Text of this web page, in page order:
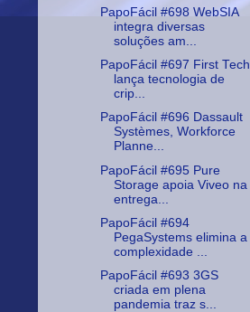
PapoFácil #698 WebSIA
integra diversas
soluções am...
PapoFácil #697 First Tech
lança tecnologia de
crip...
PapoFácil #696 Dassault
Systèmes, Workforce
Planne...
PapoFácil #695 Pure
Storage apoia Viveo na
entrega...
PapoFácil #694
PegaSystems elimina a
complexidade ...
PapoFácil #693 3GS
criada em plena
pandemia traz s...